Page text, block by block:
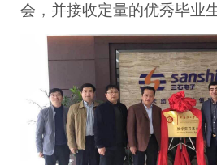
会，并接收定量的优秀毕业生